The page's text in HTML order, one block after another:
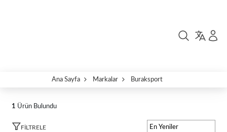
Ana Sayfa Markalar Buraksport
1 Ürün Bulundu
FILTRELE